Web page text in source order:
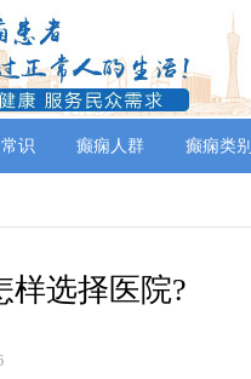
识 癫痫人群 癫痫类别
样选择医院?